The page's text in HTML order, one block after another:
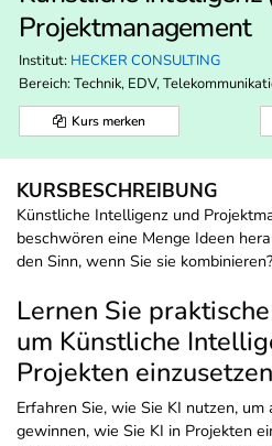
Projektmanagement
Institut: HECKER CONSULTING
Bereich: Technik, EDV,
Kurs merken
KURSBESCHREIBUNG
Künstliche Intelligenz und
beschwören eine Menge Ideen
den Sinn, wenn Sie sie kombinieren?
Lernen Sie
um Künstliche
Projekten
Erfahren Sie, wie Sie KI nutzen,
gewinnen, wie Sie KI in Projekten